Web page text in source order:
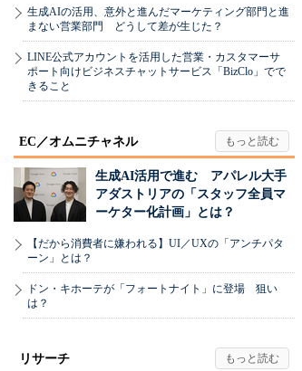
生成AIの活用、意外と進んだマーケティング部門と進
まない営業部門 どうして差が生じた？
LINE公式アカウントを活用した営業・カスタマーサ
ポート向けビジネスチャットサービス「BizClo」でで
きること
EC／オムニチャネル
生成AI活用で進む アパレル大手
アダストリアの「スタッフ全員マ
ーケター化計画」とは？
【だから消費者に嫌われる】UI／UXの「アンチパタ
ーン」とは？
ドン・キホーテが「フォートナイト」に登場 狙い
は？
リサーチ